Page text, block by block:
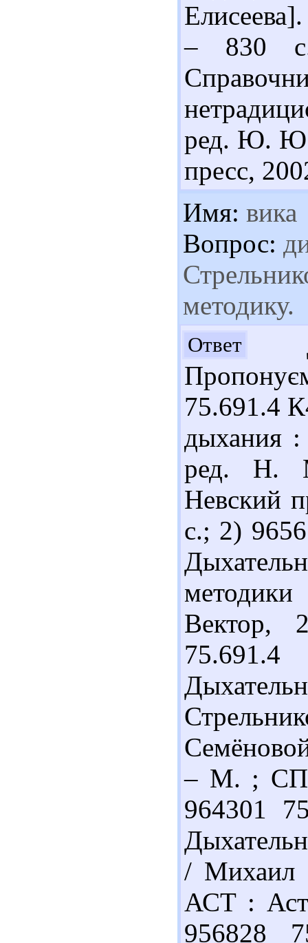
– 830
ред. Ю. Ю.
пресс,
Имя: вика
Вопрос:
методику.
Ответ
75.691.4
дыхания :
ред. Н.
Невский
с.; 2)
Вектор,
– М. ;
964301
/ Михаил
АСТ :
956828